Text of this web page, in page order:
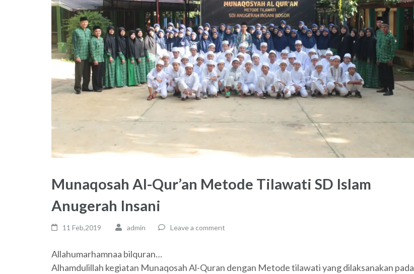
Munaqosah Al-Qur’an Metode Tilawati SD Islam
Anugerah Insani
11 Feb,2019 admin Leave a comment
Allahumarhamnaa bilquran…
Alhamdulillah kegiatan Munaqosah Al-Quran dengan Metode tilawati yang dilaksanakan pada